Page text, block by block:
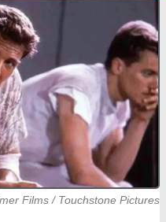
Films / Touchstone Pictures